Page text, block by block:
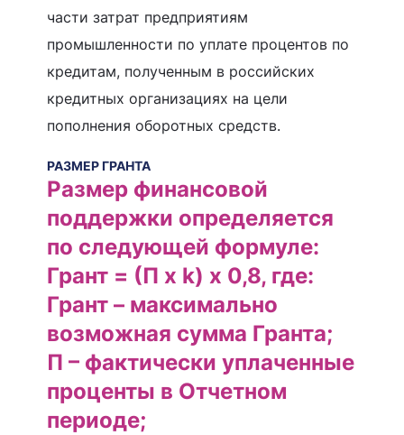
части затрат предприятиям
промышленности по уплате процентов по
кредитам, полученным в российских
кредитных организациях на цели
пополнения оборотных средств.
РАЗМЕР ГРАНТА
Размер финансовой
поддержки определяется
по следующей формуле:
Грант = (П х k) х 0,8, где:
Грант – максимально
возможная сумма Гранта;
П – фактически уплаченные
проценты в Отчетном
периоде;